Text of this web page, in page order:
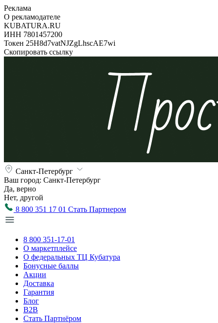
Реклама
О рекламодателе
KUBATURA.RU
ИНН 7801457200
Токен 25H8d7vatNJZgLhscAE7wi
Скопировать ссылку
Санкт-Петербург
Ваш город: Санкт-Петербург
Да, верно
Нет, другой
8 800 351 17 01 Стать Партнером
8 800 351-17-01
О маркетплейсе
О федеральных ТЦ Кубатура
Бонусные баллы
Акции
Доставка
Гарантия
Блог
B2B
Стать Партнёром